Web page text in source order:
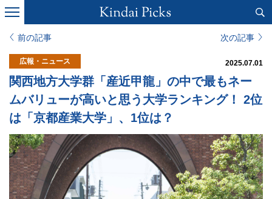
前の記事 次の記事
広報・ニュース 2025.07.01
関西地方大学群「産近甲龍」の中で最もネー
ムバリューが高いと思う大学ランキング！ 2位
は「京都産業大学」、1位は？